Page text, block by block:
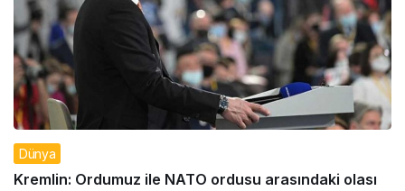
Dünya
Kremlin: Ordumuz ile NATO ordusu arasındaki olası